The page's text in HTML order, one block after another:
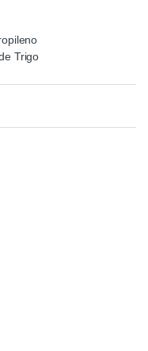
Trigo
quantity